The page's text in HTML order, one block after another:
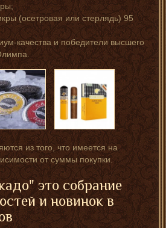
(осетровая или стерлядь) 95
качества и победители высшего
из того, что имеется на
от суммы покупки.
это собрание
и новинок в